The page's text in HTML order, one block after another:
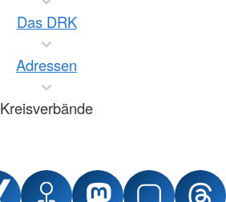
Das DRK
Adressen
Kreisverbände